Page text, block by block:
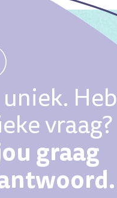
Heb
vraag?
graag